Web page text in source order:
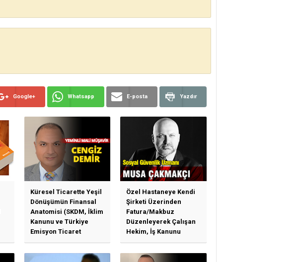
Google+ Whatsapp E-posta Yazdır
Küresel Ticarette Yeşil
Dönüşümün Finansal
Anatomisi (SKDM, İklim
Kanunu ve Türkiye
Emisyon Ticaret
Sistemi (TR-ETS)
Özel Hastaneye Kendi
Şirketi Üzerinden
Fatura/Makbuz
Düzenleyerek Çalışan
Hekim, İş Kanunu
Hükümlerinden